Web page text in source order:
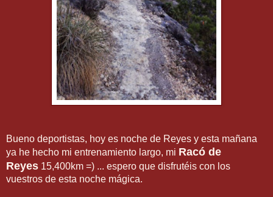
Bueno deportistas, hoy es noche de Reyes y esta mañana
ya he hecho mi entrenamiento largo, mi Racó de
Reyes 15,400km =) ... espero que disfrutéis con los
vuestros de esta noche mágica.